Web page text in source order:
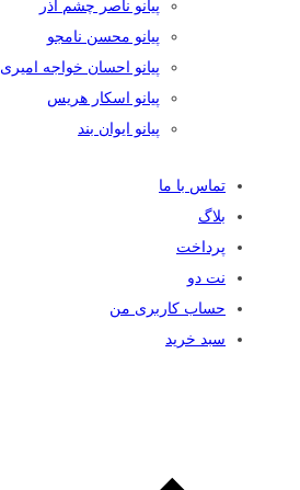
پیانو ناصر چشم آذر
پیانو محسن نامجو
پیانو احسان خواجه امیری
پیانو اسکار هریس
پیانو ایوان بند
تماس با ما
بلاگ
پرداخت
نت دو
حساب کاربری من
سبد خرید